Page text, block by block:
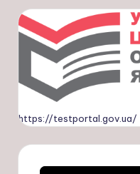
https://testportal.gov.ua/